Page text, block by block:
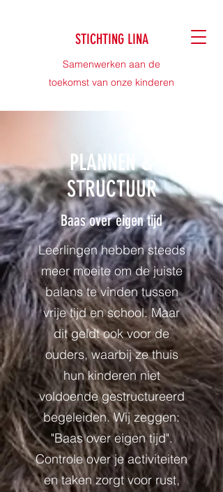
STICHTING LINA
Samenwerken aan de
toekomst van onze kinderen
PLANNEN &
STRUCTUUR
Baas over eigen tijd
Leerlingen hebben steeds
meer moeite om de juiste
balans te vinden tussen
vrije tijd en school. Maar
dit geldt ook voor de
ouders, waarbij ze thuis
hun kinderen niet
voldoende gestructureerd
begeleiden. Wij zeggen:
"Baas over eigen tijd".
Controle over je activiteiten
en taken zorgt voor rust,